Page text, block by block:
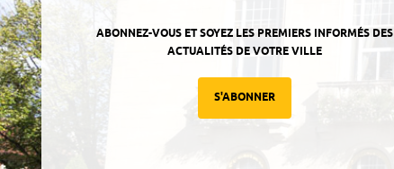
ABONNEZ-VOUS ET SOYEZ LES PREMIERS INFORMÉS DES
ACTUALITÉS DE VOTRE VILLE
S'ABONNER